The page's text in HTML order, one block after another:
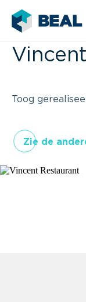
Toog
Zie de